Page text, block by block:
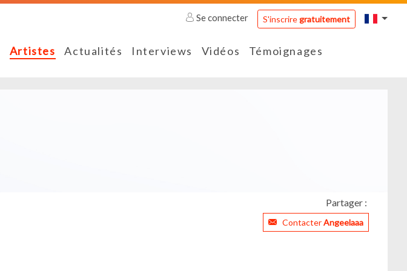
Se connecter S'inscriregratuitement
Artistes Actualités Interviews Vidéos Témoignages
Partager :
ContacterAngeelaaa